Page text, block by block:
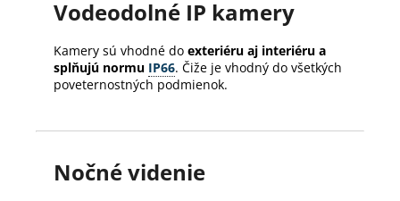
Vodeodolné IP kamery
Kamery sú vhodné do exteriéru aj interiéru a
splňujú normu IP66. Čiže je vhodný do všetkých
poveternostných podmienok.
Nočné videnie